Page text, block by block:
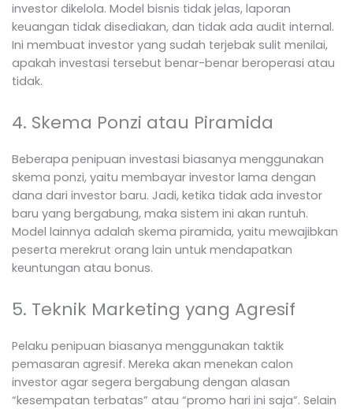
investor dikelola. Model bisnis tidak jelas, laporan
keuangan tidak disediakan, dan tidak ada audit internal.
Ini membuat investor yang sudah terjebak sulit menilai,
apakah investasi tersebut benar-benar beroperasi atau
tidak.
4. Skema Ponzi atau Piramida
Beberapa penipuan investasi biasanya menggunakan
skema ponzi, yaitu membayar investor lama dengan
dana dari investor baru. Jadi, ketika tidak ada investor
baru yang bergabung, maka sistem ini akan runtuh.
Model lainnya adalah skema piramida, yaitu mewajibkan
peserta merekrut orang lain untuk mendapatkan
keuntungan atau bonus.
5. Teknik Marketing yang Agresif
Pelaku penipuan biasanya menggunakan taktik
pemasaran agresif. Mereka akan menekan calon
investor agar segera bergabung dengan alasan
“kesempatan terbatas” atau “promo hari ini saja”. Selain